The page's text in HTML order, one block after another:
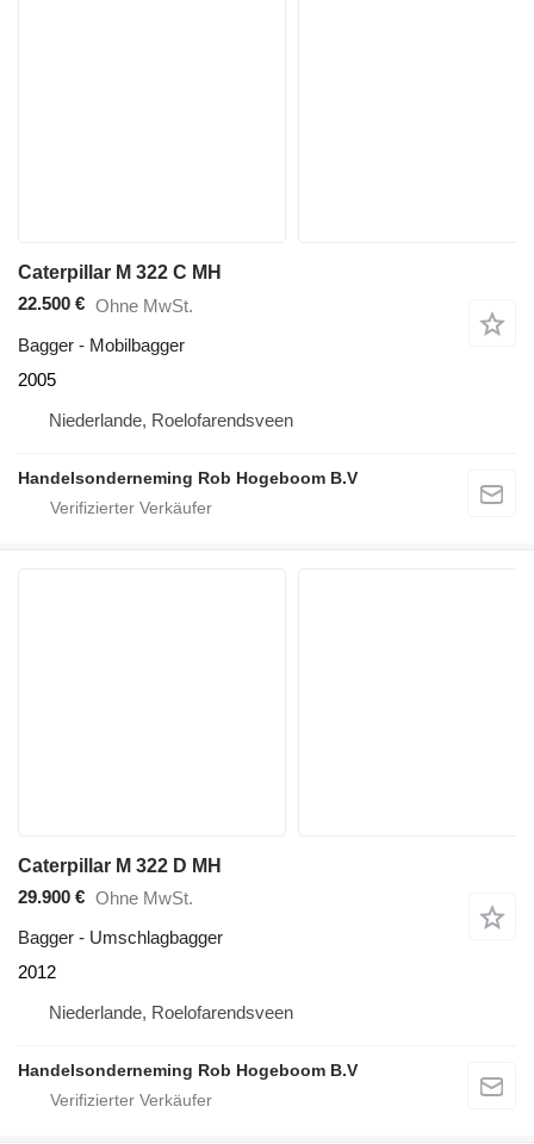
Caterpillar M 322 C MH
22.500 € Ohne MwSt.
Bagger - Mobilbagger
2005
Niederlande, Roelofarendsveen
Handelsonderneming Rob Hogeboom B.V
Caterpillar M 322 D MH
29.900 € Ohne MwSt.
Bagger - Umschlagbagger
2012
Niederlande, Roelofarendsveen
Handelsonderneming Rob Hogeboom B.V